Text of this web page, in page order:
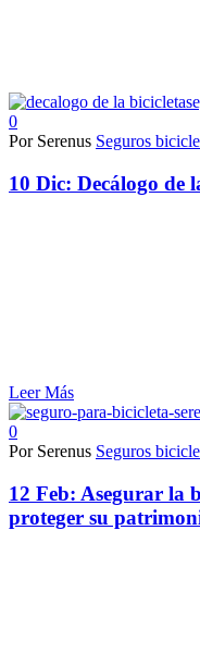
0
Por Serenus Seguros
10 Dic: Decálogo de
Leer Más
0
Por Serenus Seguros
12 Feb: Asegurar la
proteger su